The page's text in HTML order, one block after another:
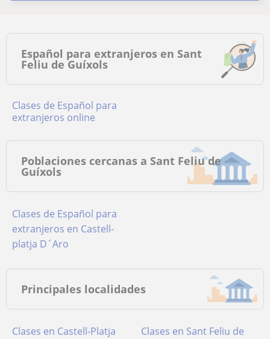
Español para extranjeros en Sant
Feliu de Guíxols
Clases de Español para
extranjeros online
Poblaciones cercanas a Sant Feliu de
Guíxols
Clases de Español para
extranjeros en Castell-
platja D´Aro
Principales localidades
Clases en Castell-Platja
Clases en Sant Feliu de